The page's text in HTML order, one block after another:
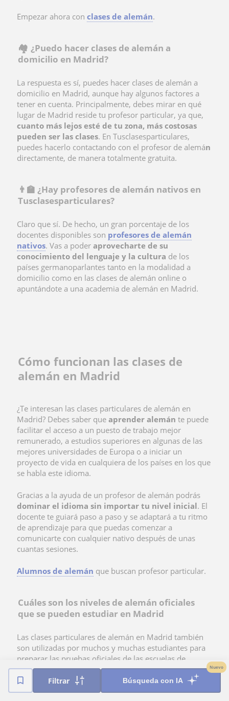
Filtrar Búsqueda con IA
Nuevo
Empezar ahora con clases de alemán.
🏘️ ¿Puedo hacer clases de alemán a
domicilio en Madrid?
La respuesta es sí, puedes hacer clases de alemán a
domicilio en Madrid, aunque hay algunos factores a
tener en cuenta. Principalmente, debes mirar en qué
lugar de Madrid reside tu profesor particular, ya que,
cuanto más lejos esté de tu zona, más costosas
pueden ser las clases. En Tusclasesparticulares,
puedes hacerlo contactando con el profesor de alemán
directamente, de manera totalmente gratuita.
👨‍🏫 ¿Hay profesores de alemán nativos en
Tusclasesparticulares?
Claro que sí. De hecho, un gran porcentaje de los
docentes disponibles son profesores de alemán
nativos. Vas a poder aprovecharte de su
conocimiento del lenguaje y la cultura de los
países germanoparlantes tanto en la modalidad a
domicilio como en las clases de alemán online o
apuntándote a una academia de alemán en Madrid.
Cómo funcionan las clases de
alemán en Madrid
¿Te interesan las clases particulares de alemán en
Madrid? Debes saber que aprender alemán te puede
facilitar el acceso a un puesto de trabajo mejor
remunerado, a estudios superiores en algunas de las
mejores universidades de Europa o a iniciar un
proyecto de vida en cualquiera de los países en los que
se habla este idioma.
Gracias a la ayuda de un profesor de alemán podrás
dominar el idioma sin importar tu nivel inicial. El
docente te guiará paso a paso y se adaptará a tu ritmo
de aprendizaje para que puedas comenzar a
comunicarte con cualquier nativo después de unas
cuantas sesiones.
Alumnos de alemán que buscan profesor particular.
Cuáles son los niveles de alemán oficiales
que se pueden estudiar en Madrid
Las clases particulares de alemán en Madrid también
son utilizadas por muchos y muchas estudiantes para
preparar las pruebas oficiales de las escuelas de
idiomas. Si te interesa contar con alguna de estas
titulaciones, a continuación compartimos los distintos
niveles disponibles y las competencias básicas